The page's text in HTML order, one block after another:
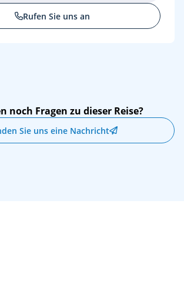
Rufen Sie uns an
noch Fragen zu dieser Reise?
Sie uns eine Nachricht